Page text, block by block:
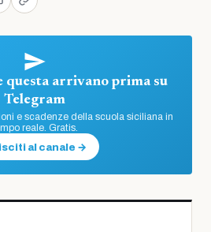
questa arrivano prima su
Telegram
e scadenze della scuola siciliana in
reale. Gratis.
al canale →